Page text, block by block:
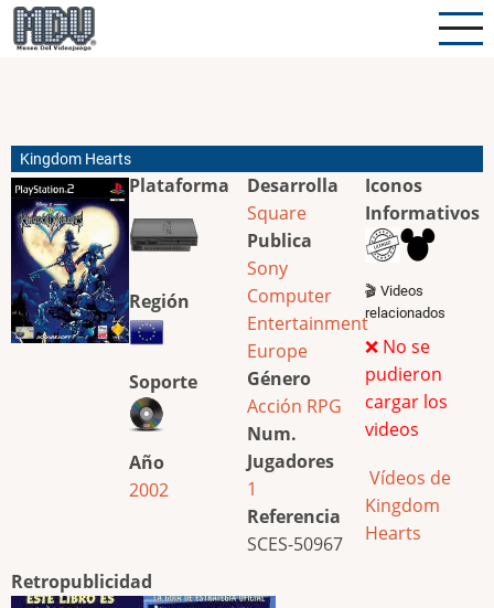
Pasar
al
Kingdom Hearts
Plataforma
Región
Soporte
Año
2002
Desarrolla
Square
Publica
Sony
Computer
Entertainment
Europe
Género
Acción RPG
Num.
Jugadores
1
Referencia
SCES-50967
Iconos
Informativos
🎬 Videos
relacionados
❌ No se
pudieron
cargar los
videos
Vídeos de
Kingdom
Hearts
Retropublicidad